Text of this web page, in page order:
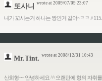
또사니 wrote at 2009/07/09 23:07
내가 꼬시는거 하나는 짱인거 같어~ㅋㅋ //
Mr.Tint. wrote at 2008/12/31 10:43
산희형~~ 안녕하세요 ^^ 오랜만에 형의 자취